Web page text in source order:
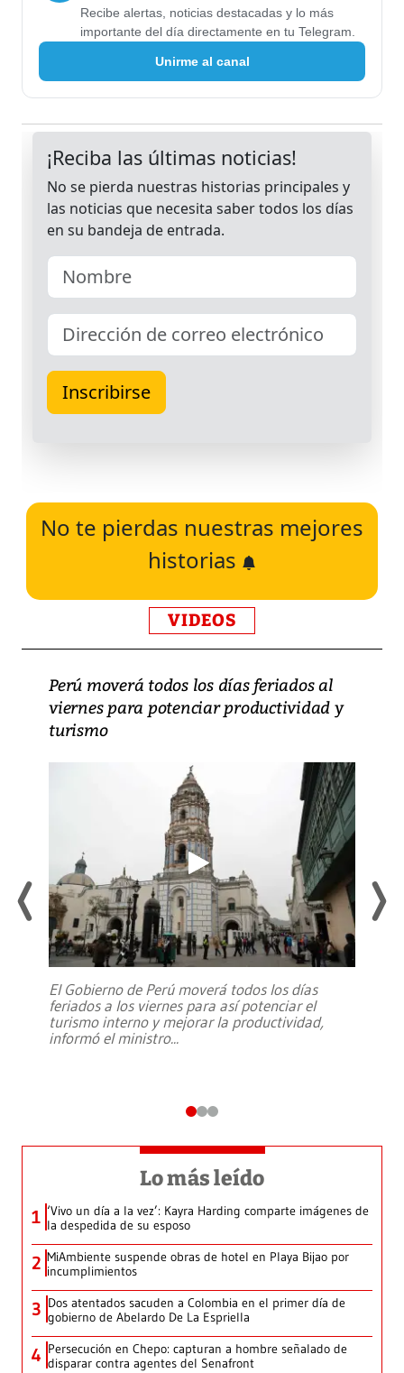
Recibe alertas, noticias destacadas y lo más
importante del día directamente en tu Telegram.
Unirme al canal
No te pierdas nuestras mejores
historias
VIDEOS
Perú moverá todos los días feriados al
viernes para potenciar productividad y
turismo
El Gobierno de Perú moverá todos los días
feriados a los viernes para así potenciar el
turismo interno y mejorar la productividad,
informó el ministro...
Lo más leído
1 ‘Vivo un día a la vez’: Kayra Harding comparte imágenes de
la despedida de su esposo
2 MiAmbiente suspende obras de hotel en Playa Bijao por
incumplimientos
3 Dos atentados sacuden a Colombia en el primer día de
gobierno de Abelardo De La Espriella
4 Persecución en Chepo: capturan a hombre señalado de
disparar contra agentes del Senafront